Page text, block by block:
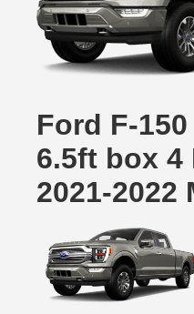
Ford F-
6.5ft box 4
2021-2022